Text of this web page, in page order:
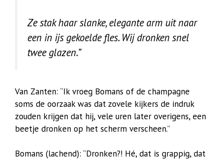
Ze stak haar slanke, elegante arm uit naar
een in ijs gekoelde fles. Wij dronken snel
twee glazen.”
Van Zanten: “Ik vroeg Bomans of de champagne
soms de oorzaak was dat zovele kijkers de indruk
zouden krijgen dat hij, vele uren later overigens, een
beetje dronken op het scherm verscheen.”
Bomans (lachend): “Dronken?! Hé, dat is grappig, dat